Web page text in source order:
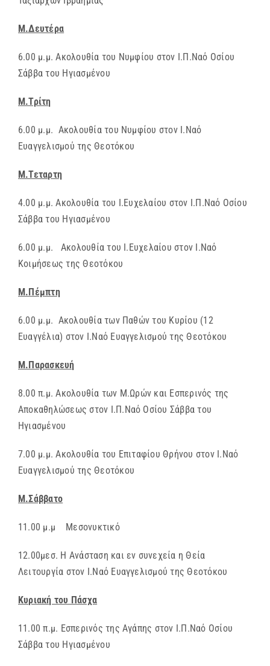
Μ.Δευτέρα
6.00 μ.μ. Ακολουθία του Νυμφίου στον Ι.Π.Ναό Οσίου
Σάββα του Ηγιασμένου
Μ.Τρίτη
6.00 μ.μ. Ακολουθία του Νυμφίου στον Ι.Ναό
Ευαγγελισμού της Θεοτόκου
Μ.Τεταρτη
4.00 μ.μ. Ακολουθία του Ι.Ευχελαίου στον Ι.Π.Ναό Οσίου
Σάββα του Ηγιασμένου
6.00 μ.μ. Ακολουθία του Ι.Ευχελαίου στον Ι.Ναό
Κοιμήσεως της Θεοτόκου
Μ.Πέμπτη
6.00 μ.μ. Ακολουθία των Παθών του Κυρίου (12
Ευαγγέλια) στον Ι.Ναό Ευαγγελισμού της Θεοτόκου
Μ.Παρασκευή
8.00 π.μ. Ακολουθία των Μ.Ωρών και Εσπερινός της
Αποκαθηλώσεως στον Ι.Π.Ναό Οσίου Σάββα του
Ηγιασμένου
7.00 μ.μ. Ακολουθία του Επιταφίου Θρήνου στον Ι.Ναό
Ευαγγελισμού της Θεοτόκου
Μ.Σάββατο
11.00 μ.μ Μεσονυκτικό
12.00μεσ. Η Ανάσταση και εν συνεχεία η Θεία
Λειτουργία στον Ι.Ναό Ευαγγελισμού της Θεοτόκου
Κυριακή του Πάσχα
11.00 π.μ. Εσπερινός της Αγάπης στον Ι.Π.Ναό Οσίου
Σάββα του Ηγιασμένου